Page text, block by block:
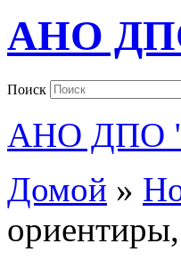
АНО
Поиск
АНО ДПО
Домой »